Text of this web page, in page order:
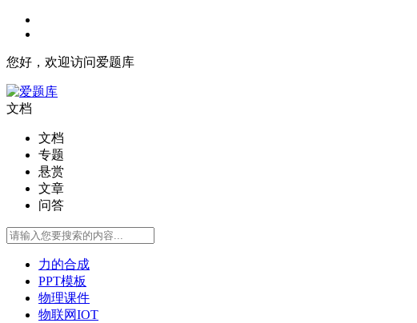
您好，欢迎访问爱题库
文档
文档
专题
悬赏
文章
问答
力的合成
PPT模板
物理课件
物联网IOT